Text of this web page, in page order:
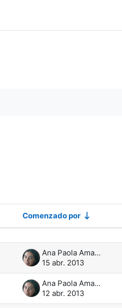
Comenzado por
Ana Paola Amadeo
15 abr. 2013
Ana Paola Amadeo
12 abr. 2013